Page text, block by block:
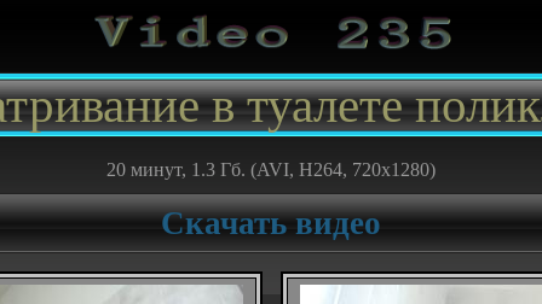
в туалете
20 минут, 1.3 Гб. (AVI, H264, 720x1280)
Скачать видео